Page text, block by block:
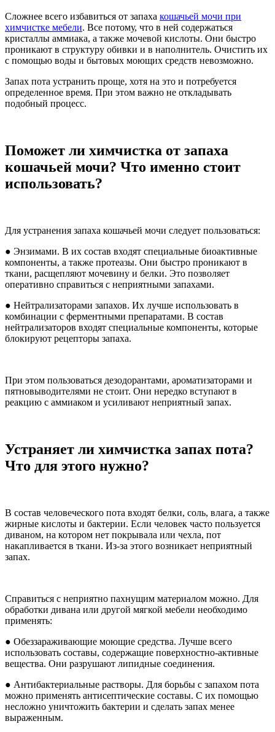
Сложнее всего избавиться от запаха кошачьей мочи при
химчистке мебели. Все потому, что в ней содержаться
кристаллы аммиака, а также мочевой кислоты. Они быстро
проникают в структуру обивки и в наполнитель. Очистить их
с помощью воды и бытовых моющих средств невозможно.
Запах пота устранить проще, хотя на это и потребуется
определенное время. При этом важно не откладывать
подобный процесс.
Поможет ли химчистка от запаха
кошачьей мочи? Что именно стоит
использовать?
Для устранения запаха кошачьей мочи следует пользоваться:
● Энзимами. В их состав входят специальные биоактивные
компоненты, а также протеазы. Они быстро проникают в
ткани, расщепляют мочевину и белки. Это позволяет
оперативно справиться с неприятными запахами.
● Нейтрализаторами запахов. Их лучше использовать в
комбинации с ферментными препаратами. В состав
нейтрализаторов входят специальные компоненты, которые
блокируют рецепторы запаха.
При этом пользоваться дезодорантами, ароматизаторами и
пятновыводителями не стоит. Они нередко вступают в
реакцию с аммиаком и усиливают неприятный запах.
Устраняет ли химчистка запах пота?
Что для этого нужно?
В состав человеческого пота входят белки, соль, влага, а также
жирные кислоты и бактерии. Если человек часто пользуется
диваном, на котором нет покрывала или чехла, пот
накапливается в ткани. Из-за этого возникает неприятный
запах.
Справиться с неприятно пахнущим материалом можно. Для
обработки дивана или другой мягкой мебели необходимо
применять:
● Обеззараживающие моющие средства. Лучше всего
использовать составы, содержащие поверхностно-активные
вещества. Они разрушают липидные соединения.
● Антибактериальные растворы. Для борьбы с запахом пота
можно применять антисептические составы. С их помощью
несложно уничтожить бактерии и сделать запах менее
выраженным.